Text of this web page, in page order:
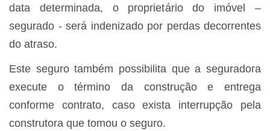
data determinada, o proprietário do imóvel –
segurado - será indenizado por perdas decorrentes
do atraso.
Este seguro também possibilita que a seguradora
execute o término da construção e entrega
conforme contrato, caso exista interrupção pela
construtora que tomou o seguro.